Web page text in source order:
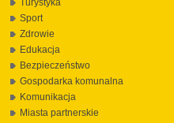
Turystyka
Sport
Zdrowie
Edukacja
Bezpieczeństwo
Gospodarka komunalna
Komunikacja
Miasta partnerskie